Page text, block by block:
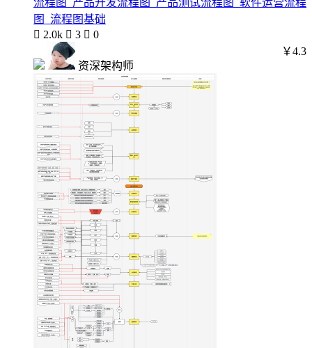
流程图_产品开发流程图_产品测试流程图_软件运营流程
图_流程图基础
 2.0k  3  0
资深架构师
￥4.3